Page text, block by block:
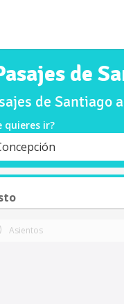
de
de Santiago
quieres ir?
Asientos